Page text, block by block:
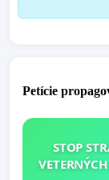
Petície
STOP